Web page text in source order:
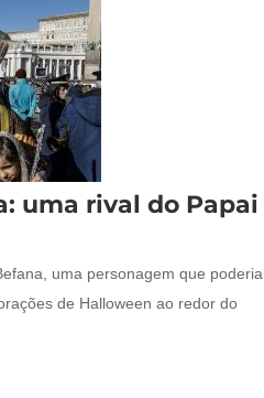
uma rival do Papai
uma personagem que poderia
de Halloween ao redor do